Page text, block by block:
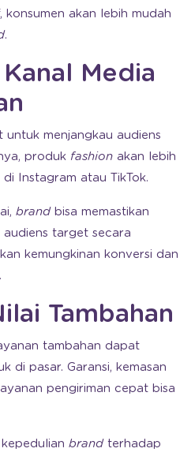
konsumen akan lebih mudah
.
Media
untuk menjangkau audiens
produk fashion akan lebih
Instagram atau TikTok.
brand bisa memastikan
audiens target secara
kemungkinan konversi dan
Tambahan
tambahan dapat
di pasar. Garansi, kemasan
pengiriman cepat bisa
brand terhadap